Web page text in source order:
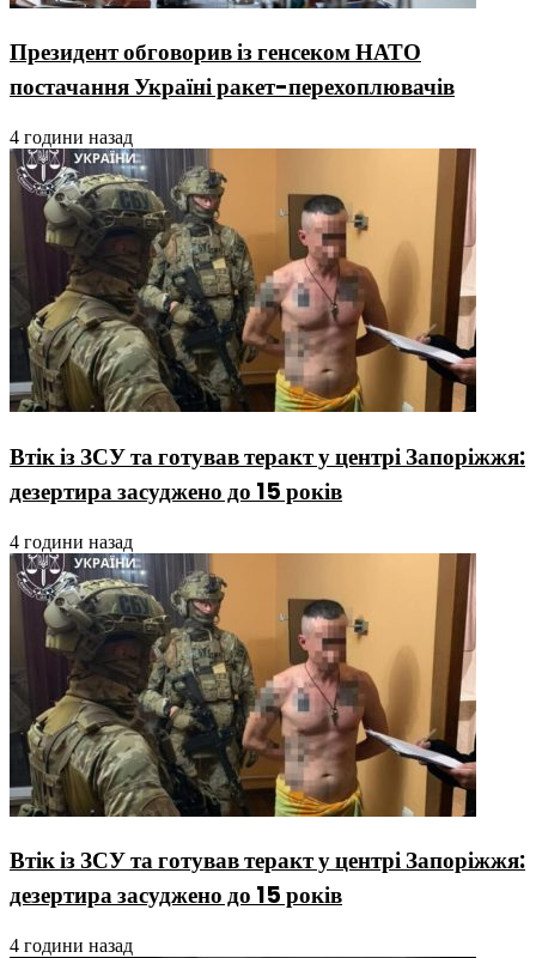
Президент обговорив із генсеком НАТО
постачання Україні ракет-перехоплювачів
4 години назад
Втік із ЗСУ та готував теракт у центрі Запоріжжя:
дезертира засуджено до 15 років
4 години назад
Втік із ЗСУ та готував теракт у центрі Запоріжжя:
дезертира засуджено до 15 років
4 години назад